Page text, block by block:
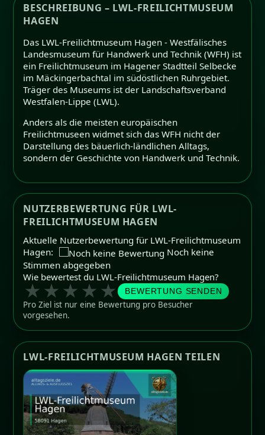
BESCHREIBUNG – LWL-FREILICHTMUSEUM
HAGEN
Das LWL-Freilichtmuseum Hagen - Westfälisches
Landesmuseum für Handwerk und Technik (WFH) ist
ein Freilichtmuseum im Hagener Stadtteil Selbecke
im Mäckingerbachtal im südöstlichen Ruhrgebiet.
Träger des Museums ist der Landschaftsverband
Westfalen-Lippe (LWL).
Anders als die meisten europäischen
Freilichtmuseen widmet sich das WFH nicht der
Darstellung des bäuerlich-ländlichen Alltags,
sondern der Geschichte von Handwerk und Technik.
NUTZERBEWERTUNG FÜR LWL-
FREILICHTMUSEUM HAGEN
Aktuelle Nutzerbewertung für LWL-Freilichtmuseum
Hagen:
Noch keine
Stimmen abgegeben
Wie bewertest du LWL-Freilichtmuseum Hagen?
★
★
★
★
★ BEWERTUNG SENDEN
Pro Ziel ist nur eine Bewertung pro Besucher
vorgesehen.
LWL-FREILICHTMUSEUM HAGEN TEILEN